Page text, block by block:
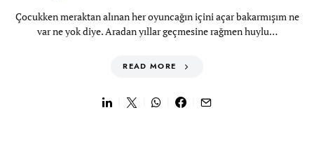
Çocukken meraktan alınan her oyuncağın içini açar bakarmışım ne
var ne yok diye. Aradan yıllar geçmesine rağmen huylu…
READ MORE